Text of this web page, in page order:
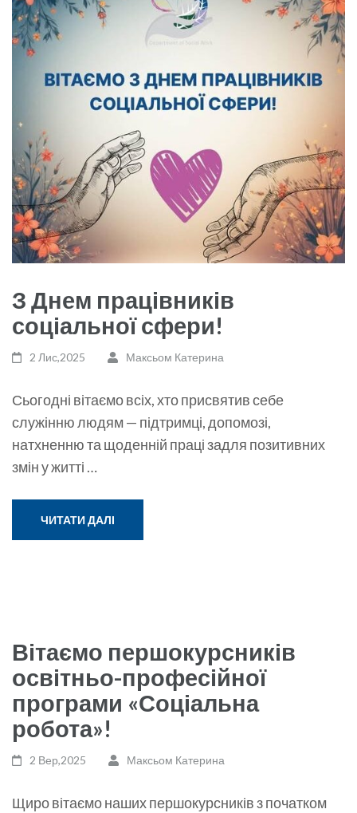
З Днем працівників
соціальної сфери!
2 Лис,2025 Максьом Катерина
Сьогодні вітаємо всіх, хто присвятив себе
служінню людям — підтримці, допомозі,
натхненню та щоденній праці задля позитивних
змін у житті …
ЧИТАТИ ДАЛІ
Вітаємо першокурсників
освітньо-професійної
програми «Соціальна
робота»!
2 Вер,2025 Максьом Катерина
Щиро вітаємо наших першокурсників з початком